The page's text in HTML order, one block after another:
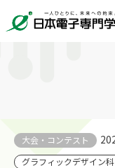
大会・コンテスト
グラフィックデザイン科